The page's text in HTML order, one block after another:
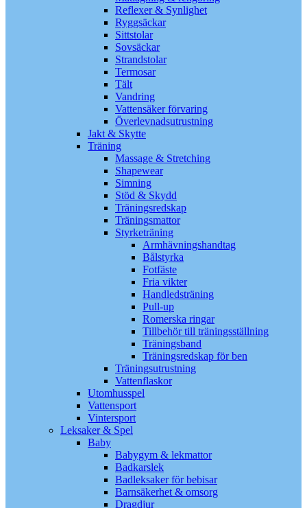
Reflexer & Synlighet
Ryggsäckar
Sittstolar
Sovsäckar
Strandstolar
Termosar
Tält
Vandring
Vattensäker förvaring
Överlevnadsutrustning
Jakt & Skytte
Träning
Massage & Stretching
Shapewear
Simning
Stöd & Skydd
Träningsredskap
Träningsmattor
Styrketräning
Armhävningshandtag
Bålstyrka
Fotfäste
Fria vikter
Handledsträning
Pull-up
Romerska ringar
Tillbehör till träningsställning
Träningsband
Träningsredskap för ben
Träningsutrustning
Vattenflaskor
Utomhusspel
Vattensport
Vintersport
Leksaker & Spel
Baby
Babygym & lekmattor
Badkarslek
Badleksaker för bebisar
Barnsäkerhet & omsorg
Dragdjur